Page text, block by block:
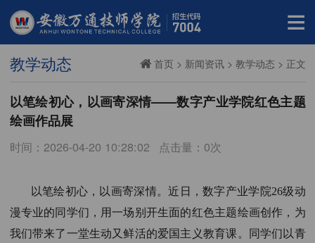
教学动态 首页> 新闻资讯> 教学动态 > 正文
以笔绘初心，以画寄深情——数字产业学院红色主题
绘画作品展
时间：2026-04-20 10:28:02 点击量： 0次
以笔绘初心，以画寄深情。近日，数字产业学院26级动
漫专业的同学们，用一场别开生面的红色主题绘画创作，为
我们带来了一堂生动又鲜活的爱国主义教育课。同学们以青